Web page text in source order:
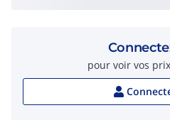
pour voir vos